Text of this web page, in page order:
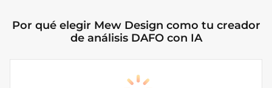
Por qué elegir Mew Design como tu creador
de análisis DAFO con IA